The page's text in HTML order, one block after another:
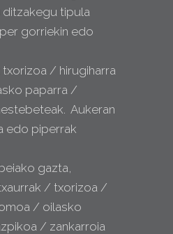
ditzakegu tipula
gorriekin edo
txorizoa / hirugiharra
paparra /
Aukeran
edo piperrak
gazta,
/ txorizoa /
/ oilasko
/ zankarroia